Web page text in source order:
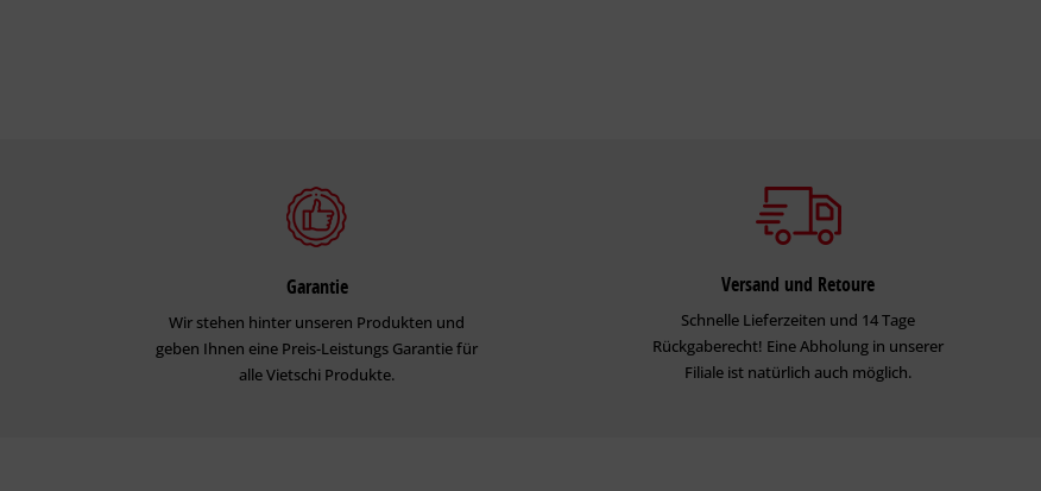
Garantie
Wir stehen hinter unseren Produkten und
geben Ihnen eine Preis-Leistungs Garantie für
alle Vietschi Produkte.
Versand und Retoure
Schnelle Lieferzeiten und 14 Tage
Rückgaberecht! Eine Abholung in unserer
Filiale ist natürlich auch möglich.